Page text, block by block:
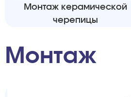
Монтаж керамической
черепицы
Монтаж